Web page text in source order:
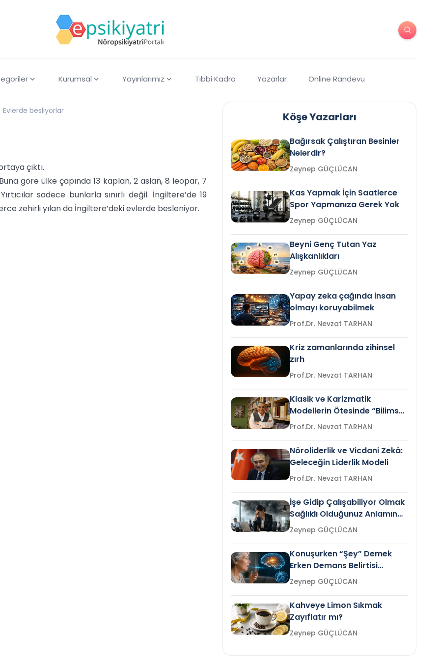
Kurumsal Yayınlarımız Tıbbi Kadro Yazarlar Online Randevu
Evlerde besliyorlar
çıktı.
göre ülke çapında 13 kaplan, 2 aslan, 8 leopar, 7
sadece bunlarla sınırlı değil. İngiltere’de 19
zehirli yılan da İngiltere’deki evlerde besleniyor.
Köşe Yazarları
Bağırsak Çalıştıran Besinler
Nelerdir?
Zeynep GÜÇLÜCAN
Kas Yapmak İçin Saatlerce
Spor Yapmanıza Gerek Yok
Zeynep GÜÇLÜCAN
Beyni Genç Tutan Yaz
Alışkanlıkları
Zeynep GÜÇLÜCAN
Yapay zeka çağında insan
olmayı koruyabilmek
Prof.Dr. Nevzat TARHAN
Kriz zamanlarında zihinsel
zırh
Prof.Dr. Nevzat TARHAN
Klasik ve Karizmatik
Modellerin Ötesinde “Bilimsel
Liderlik”
Prof.Dr. Nevzat TARHAN
Nöroliderlik ve Vicdani Zekâ:
Geleceğin Liderlik Modeli
Prof.Dr. Nevzat TARHAN
İşe Gidip Çalışabiliyor Olmak
Sağlıklı Olduğunuz Anlamına
Gelir mi?Zeynep GÜÇLÜCAN
Konuşurken “Şey” Demek
Erken Demans Belirtisi
Olabilir mi?Zeynep GÜÇLÜCAN
Kahveye Limon Sıkmak
Zayıflatır mı?
Zeynep GÜÇLÜCAN